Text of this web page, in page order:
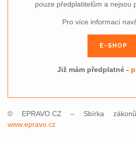
pouze předplatitelům a nejsou
Pro více informací
E-SHOP
Již mám předplatné -
© EPRAVO.CZ – Sbírka
www.epravo.cz